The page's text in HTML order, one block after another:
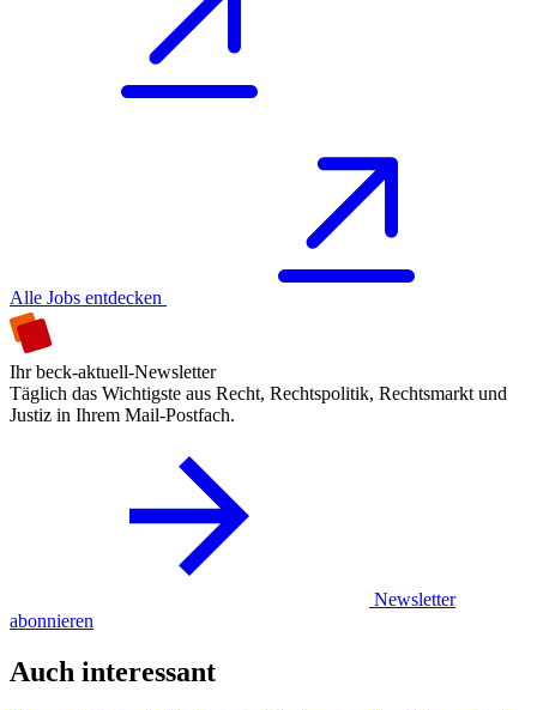
Alle Jobs entdecken
Ihr beck-aktuell-Newsletter
Täglich das Wichtigste aus Recht, Rechtspolitik, Rechtsmarkt und
Justiz in Ihrem Mail-Postfach.
Newsletter
abonnieren
Auch interessant